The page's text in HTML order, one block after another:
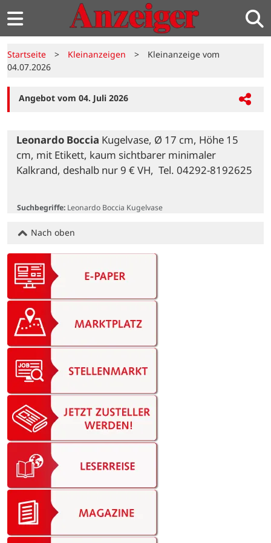
Startseite > Kleinanzeigen >
Kleinanzeige vom
04.07.2026
Angebot vom 04. Juli 2026
Leonardo Boccia Kugelvase, Ø 17 cm, Höhe 15
cm, mit Etikett, kaum sichtbarer minimaler
Kalkrand, deshalb nur 9 € VH,  Tel. 04292-8192625
Suchbegriffe: Leonardo Boccia Kugelvase
Nach oben